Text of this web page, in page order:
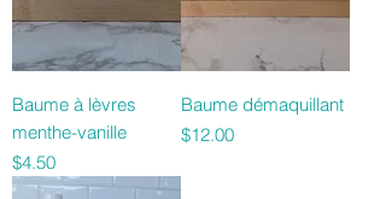
Baume à lèvres
menthe-vanille
Price
$4.50
Baume démaquillant
Price
$12.00